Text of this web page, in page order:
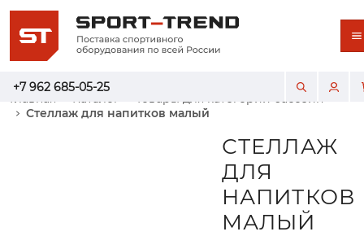
+7 962 685-05-25
Главная Каталог
Товары для категории бассейн
Стеллаж для напитков малый
СТЕЛЛАЖ
ДЛЯ
НАПИТКОВ
МАЛЫЙ